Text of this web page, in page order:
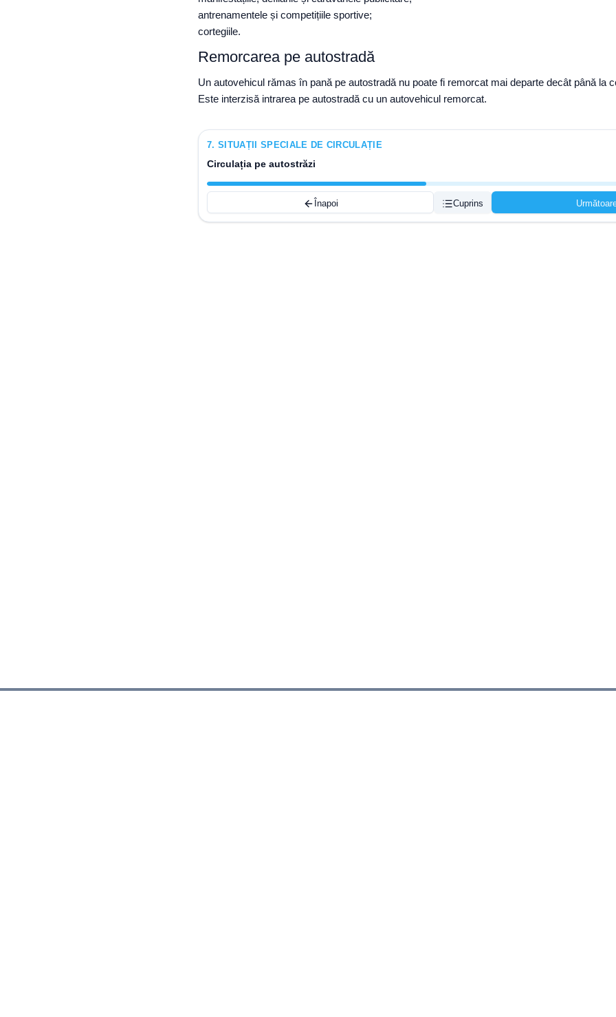
antrenamentele și competițiile sportive;
cortegiile.
Remorcarea pe autostradă
Un autovehicul rămas în pană pe autostradă nu poate fi remorcat mai departe decât până la
Este interzisă intrarea pe autostradă cu un autovehicul remorcat.
7. SITUAȚII SPECIALE DE CIRCULAȚIE
Circulația pe autostrăzi
Înapoi Cuprins